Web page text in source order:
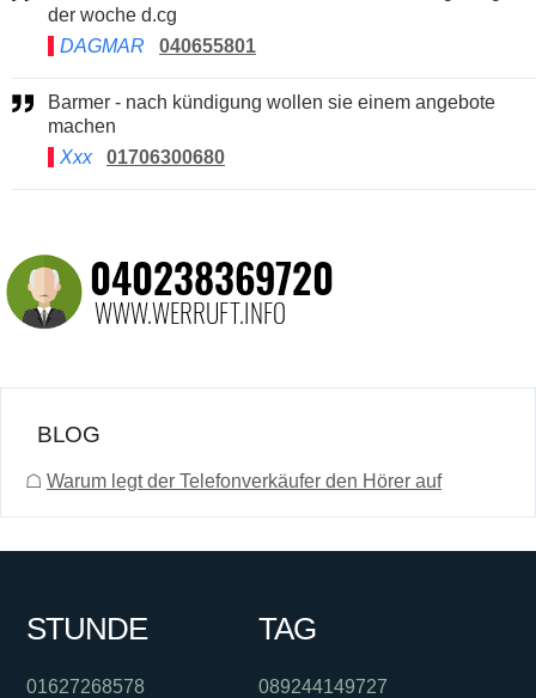
der woche d.cg
DAGMAR
040655801
Barmer - nach kündigung wollen sie einem angebote
machen
Xxx
01706300680
BLOG
☖ Warum legt der Telefonverkäufer den Hörer auf
STUNDE
01627268578
TAG
089244149727